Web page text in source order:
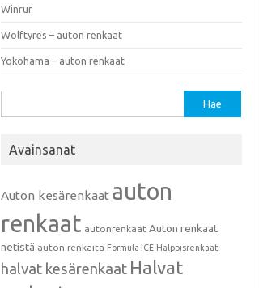
Winrur
Wolftyres – auton renkaat
Yokohama – auton renkaat
Avainsanat
Auton kesärenkaat auton
renkaat autonrenkaat Auton renkaat
netistä auton renkaita Formula ICE Halppisrenkaat
halvat kesärenkaat Halvat